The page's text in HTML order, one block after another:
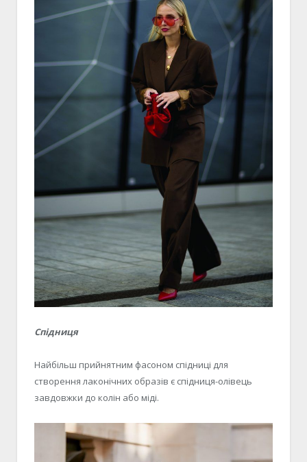
Спідниця
Найбільш прийнятним фасоном спідниці для
створення лаконічних образів є спідниця-олівець
завдовжки до колін або міді.